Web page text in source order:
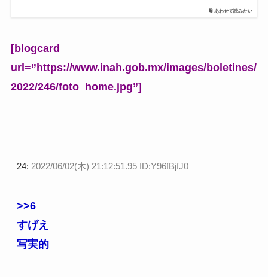
あわせて読みたい
[blogcard
url=”https://www.inah.gob.mx/images/boletines/
2022/246/foto_home.jpg”]
24: 2022/06/02(木) 21:12:51.95 ID:Y96fBjfJ0
>>6
すげえ
写実的